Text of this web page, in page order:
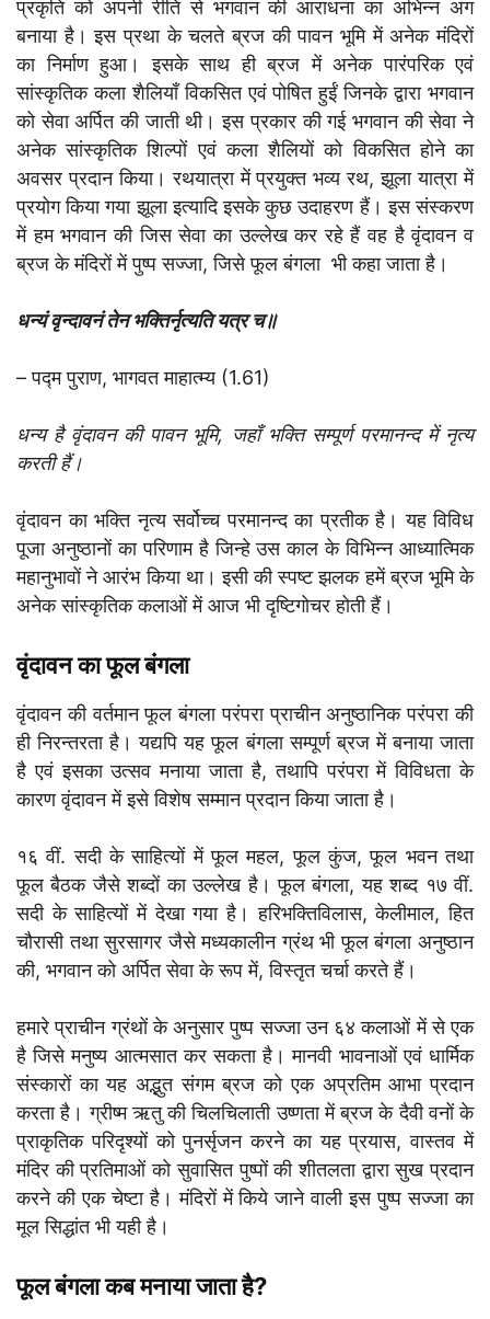
प्रकृति को अपनी रीति से भगवान की आराधना का अभिन्न अंग
बनाया है। इस प्रथा के चलते ब्रज की पावन भूमि में अनेक मंदिरों
का निर्माण हुआ। इसके साथ ही ब्रज में अनेक पारंपरिक एवं
सांस्कृतिक कला शैलियाँ विकसित एवं पोषित हुईं जिनके द्वारा भगवान
को सेवा अर्पित की जाती थी। इस प्रकार की गई भगवान की सेवा ने
अनेक सांस्कृतिक शिल्पों एवं कला शैलियों को विकसित होने का
अवसर प्रदान किया। रथयात्रा में प्रयुक्त भव्य रथ, झूला यात्रा में
प्रयोग किया गया झूला इत्यादि इसके कुछ उदाहरण हैं। इस संस्करण
में हम भगवान की जिस सेवा का उल्लेख कर रहे हैं वह है वृंदावन व
ब्रज के मंदिरों में पुष्प सज्जा, जिसे फूल बंगला भी कहा जाता है।
धन्यं वृन्दावनं तेन भक्तिर्नृत्यति यत्र च॥
– पद्म पुराण, भागवत माहात्म्य (1.61)
धन्य है वृंदावन की पावन भूमि, जहाँ भक्ति सम्पूर्ण परमानन्द में नृत्य
करती हैं।
वृंदावन का भक्ति नृत्य सर्वोच्च परमानन्द का प्रतीक है। यह विविध
पूजा अनुष्ठानों का परिणाम है जिन्हे उस काल के विभिन्न आध्यात्मिक
महानुभावों ने आरंभ किया था। इसी की स्पष्ट झलक हमें ब्रज भूमि के
अनेक सांस्कृतिक कलाओं में आज भी दृष्टिगोचर होती हैं।
वृंदावन का फूल बंगला
वृंदावन की वर्तमान फूल बंगला परंपरा प्राचीन अनुष्ठानिक परंपरा की
ही निरन्तरता है। यद्यपि यह फूल बंगला सम्पूर्ण ब्रज में बनाया जाता
है एवं इसका उत्सव मनाया जाता है, तथापि परंपरा में विविधता के
कारण वृंदावन में इसे विशेष सम्मान प्रदान किया जाता है।
१६ वीं. सदी के साहित्यों में फूल महल, फूल कुंज, फूल भवन तथा
फूल बैठक जैसे शब्दों का उल्लेख है। फूल बंगला, यह शब्द १७ वीं.
सदी के साहित्यों में देखा गया है। हरिभक्तिविलास, केलीमाल, हित
चौरासी तथा सुरसागर जैसे मध्यकालीन ग्रंथ भी फूल बंगला अनुष्ठान
की, भगवान को अर्पित सेवा के रूप में, विस्तृत चर्चा करते हैं।
हमारे प्राचीन ग्रंथों के अनुसार पुष्प सज्जा उन ६४ कलाओं में से एक
है जिसे मनुष्य आत्मसात कर सकता है। मानवी भावनाओं एवं धार्मिक
संस्कारों का यह अद्भुत संगम ब्रज को एक अप्रतिम आभा प्रदान
करता है। ग्रीष्म ऋतु की चिलचिलाती उष्णता में ब्रज के दैवी वनों के
प्राकृतिक परिदृश्यों को पुनर्सृजन करने का यह प्रयास, वास्तव में
मंदिर की प्रतिमाओं को सुवासित पुष्पों की शीतलता द्वारा सुख प्रदान
करने की एक चेष्टा है। मंदिरों में किये जाने वाली इस पुष्प सज्जा का
मूल सिद्धांत भी यही है।
फूल बंगला कब मनाया जाता है?